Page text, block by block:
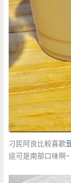
刁民阿良比較喜歡
這可是南部口味啊~